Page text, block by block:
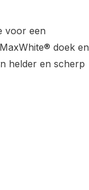
voor een
doek en
helder en scherp